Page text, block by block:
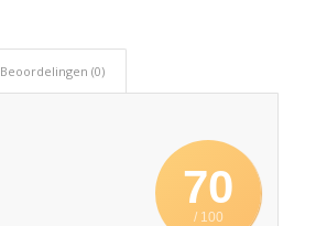
Beoordelingen (0)
70
/ 100